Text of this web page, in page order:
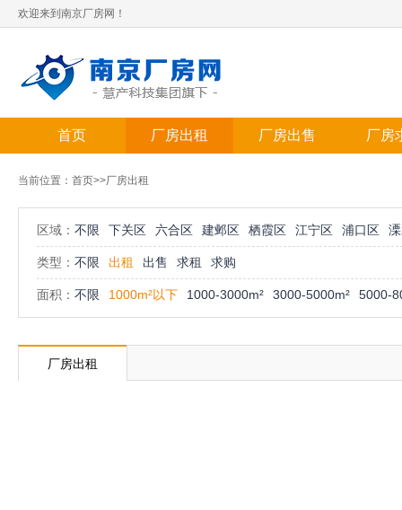
欢迎来到南京厂房网！
首页 厂房出租 厂房出售 厂房
当前位置： 首页>>厂房出租
区域： 不限 下关区 六合区 建邺区 栖霞区 江宁区 浦口区
类型： 不限 出租 出售 求租 求购
面积： 不限 1000m²以下 1000-3000m² 3000-5000m² 5000-
厂房出租